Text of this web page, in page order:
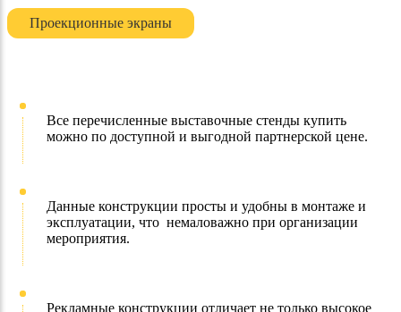
Проекционные экраны
Все перечисленные выставочные стенды купить
можно по доступной и выгодной партнерской цене.
Данные конструкции просты и удобны в монтаже и
эксплуатации, что немаловажно при организации
мероприятия.
Рекламные конструкции отличает не только высокое